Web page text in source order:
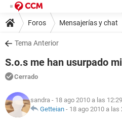
Foros Mensajerías y chat
Tema Anterior
S.o.s me han usurpado
Cerrado
sandra - 18 ago 2010 a las 12:29
Getteian - 18 ago 2010 a las